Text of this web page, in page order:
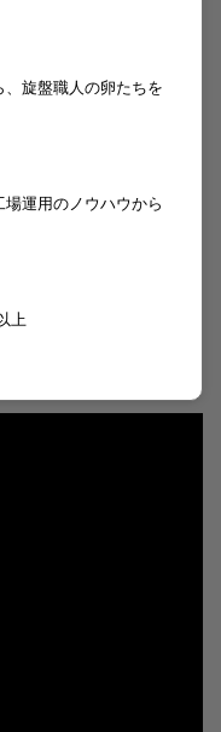
旋盤職人の卵たちを
運用のノウハウから
上